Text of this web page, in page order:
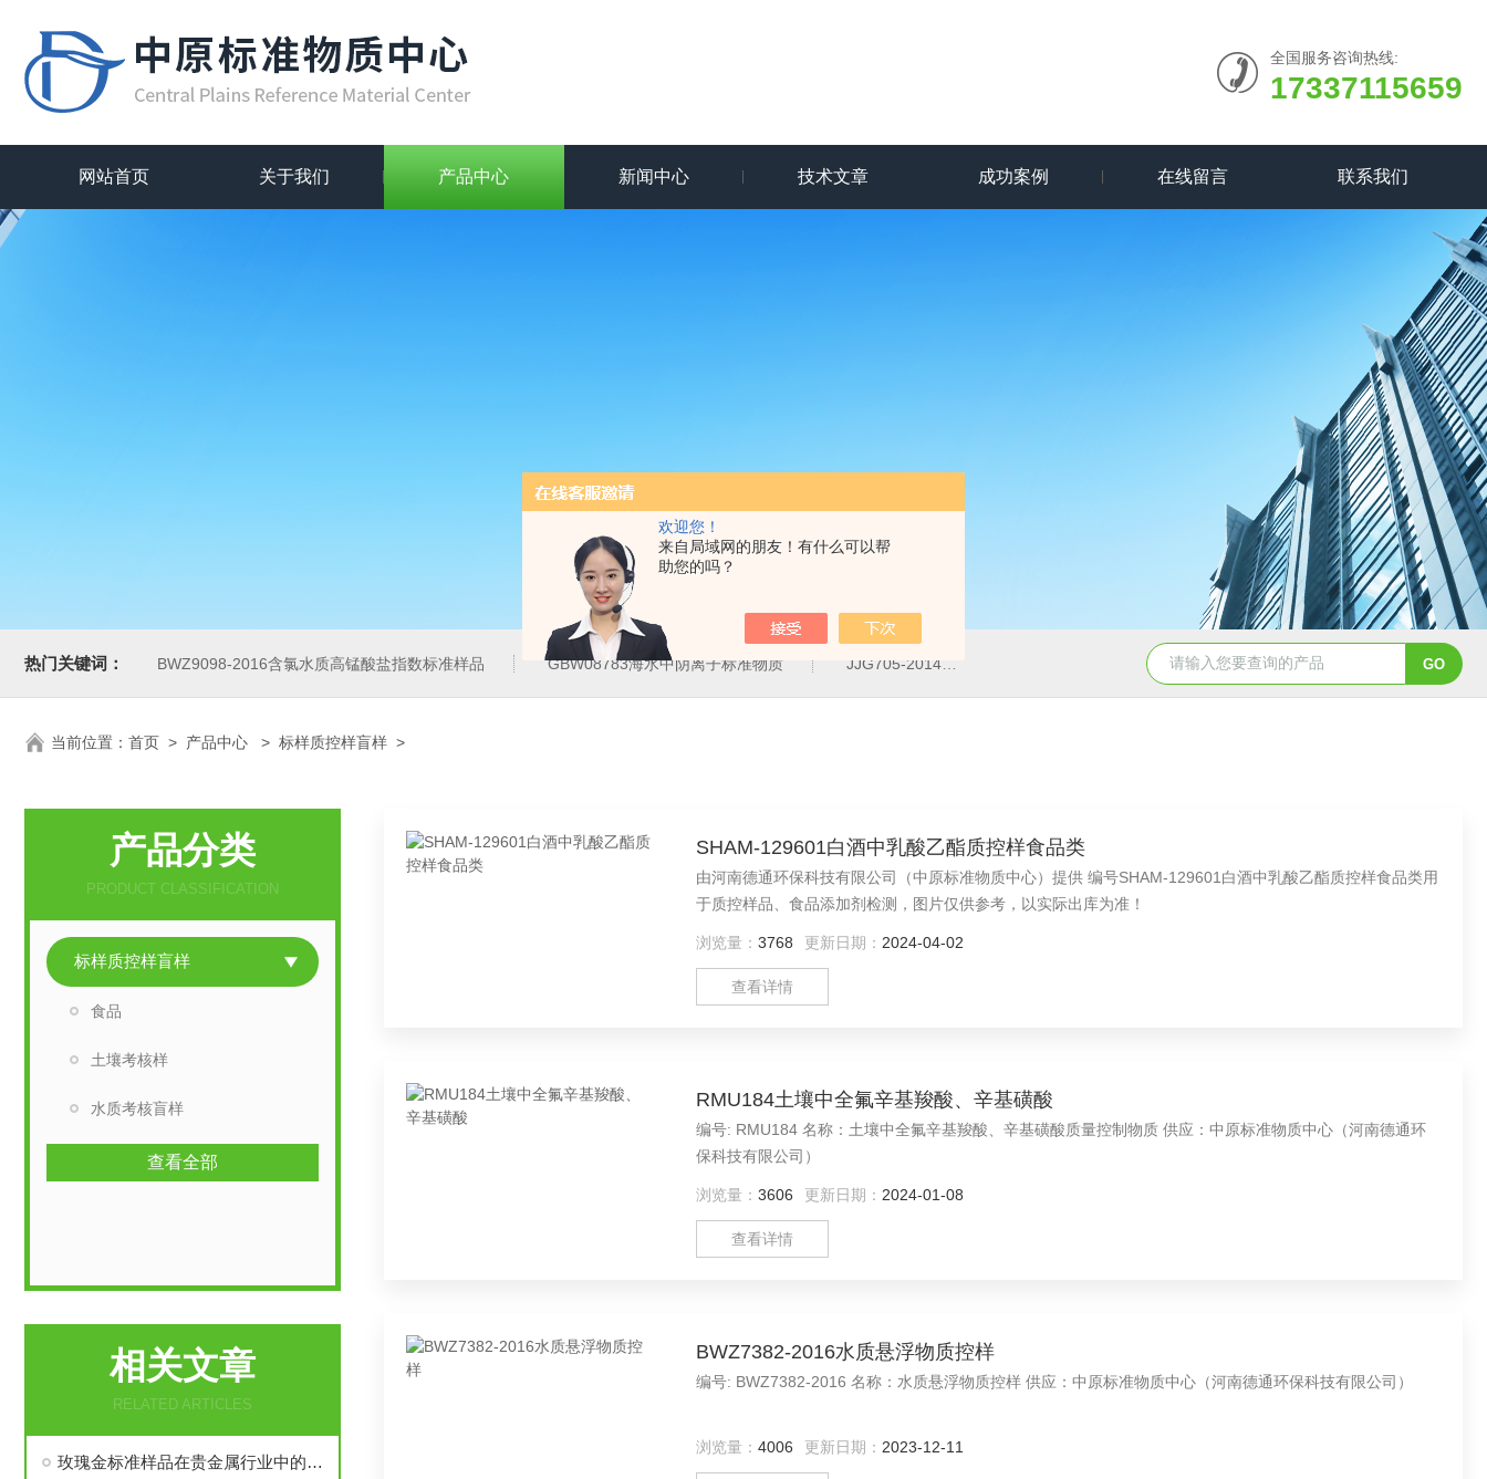
欢迎您！
来自局域网的朋友！有什么可以帮
助您的吗？
全国服务咨询热线:
17337115659
网站首页 关于我们 产品中心 新闻中心 技术文章 成功案例 在线留言 联系我们
热门关键词： BWZ9098-2016含氯水质高锰酸盐指数标准样品 GBW08783海水中阴离子标准物质 JJG705-2014液相色谱仪紫外检测线性范围标准溶液 QD11-41B磁铁精矿冶金标准样
当前位置： 首页 > 产品中心 > 标样质控样盲样 >
产品分类
PRODUCT CLASSIFICATION
标样质控样盲样
食品
土壤考核样
水质考核盲样
查看全部
相关文章
RELATED ARTICLES
玫瑰金标准样品在贵金属行业中的应用
SHAM-129601白酒中乳酸乙酯质控样食品类
由河南德通环保科技有限公司（中原标准物质中心）提供 编号SHAM-129601白酒中乳酸乙酯质控样食品类用
于质控样品、食品添加剂检测，图片仅供参考，以实际出库为准！
浏览量： 3768 更新日期： 2024-04-02
查看详情
RMU184土壤中全氟辛基羧酸、辛基磺酸
编号: RMU184 名称：土壤中全氟辛基羧酸、辛基磺酸质量控制物质 供应：中原标准物质中心（河南德通环
保科技有限公司）
浏览量： 3606 更新日期： 2024-01-08
查看详情
BWZ7382-2016水质悬浮物质控样
编号: BWZ7382-2016 名称：水质悬浮物质控样 供应：中原标准物质中心（河南德通环保科技有限公司）
浏览量： 4006 更新日期： 2023-12-11